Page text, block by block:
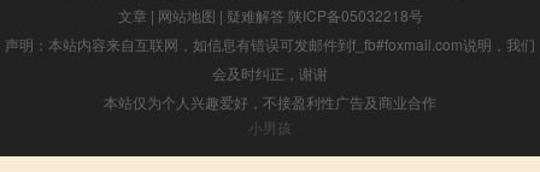
文章 | 网站地图 | 疑难解答 陕ICP备05032218号
声明：本站内容来自互联网，如信息有错误可发邮件到f_fb#foxmail.com说明，我们
会及时纠正，谢谢
本站仅为个人兴趣爱好，不接盈利性广告及商业合作
小男孩